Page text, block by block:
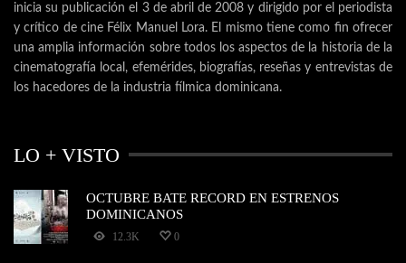
inicia su publicación el 3 de abril de 2008 y dirigido por el periodista
y crítico de cine Félix Manuel Lora. El mismo tiene como fin ofrecer
una amplia información sobre todos los aspectos de la historia de la
cinematografía local, efemérides, biografías, reseñas y entrevistas de
los hacedores de la industria fílmica dominicana.
LO + VISTO
OCTUBRE BATE RECORD EN ESTRENOS
DOMINICANOS
12.3K 0